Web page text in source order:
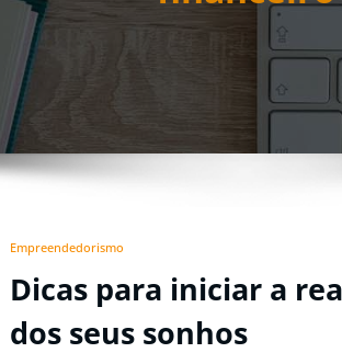
Empreendedorismo
Dicas para iniciar a
dos seus sonhos